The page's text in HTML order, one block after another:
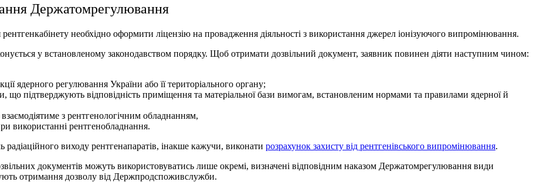
Держатомрегулювання
необхідно оформити ліцензію на провадження діяльності з використання джерел іонізуючого випромінювання.
у встановленому законодавством порядку. Щоб отримати дозвільний документ, заявник повинен діяти наступним чином:
ядерного регулювання України або її територіального органу;
що підтверджують відповідність приміщення та матеріальної бази вимогам, встановленим нормами та правилами ядерної й
з рентгенологічним обладнанням,
використанні рентгенобладнання.
виходу рентгенапаратів, інакше кажучи, виконати розрахунок захисту від рентгенівського випромінювання.
документів можуть використовуватись лише окремі, визначені відповідним наказом Держатомрегулювання види
отримання дозволу від Держпродспоживслужби.